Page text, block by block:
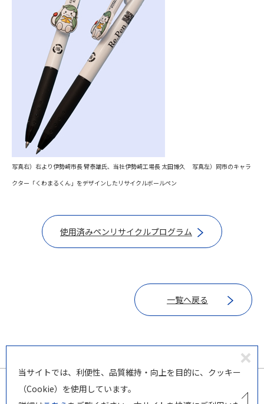
写真右）右より伊勢崎市長 臂泰雄氏、当社伊勢崎工場長 太田博久 写真左）同市のキャラ
クター「くわまるくん」をデザインしたリサイクルボールペン
使用済みペンリサイクルプログラム
一覧へ戻る
当サイトでは、利便性、品質維持・向上を目的に、クッキー
（Cookie）を使用しています。
意
し